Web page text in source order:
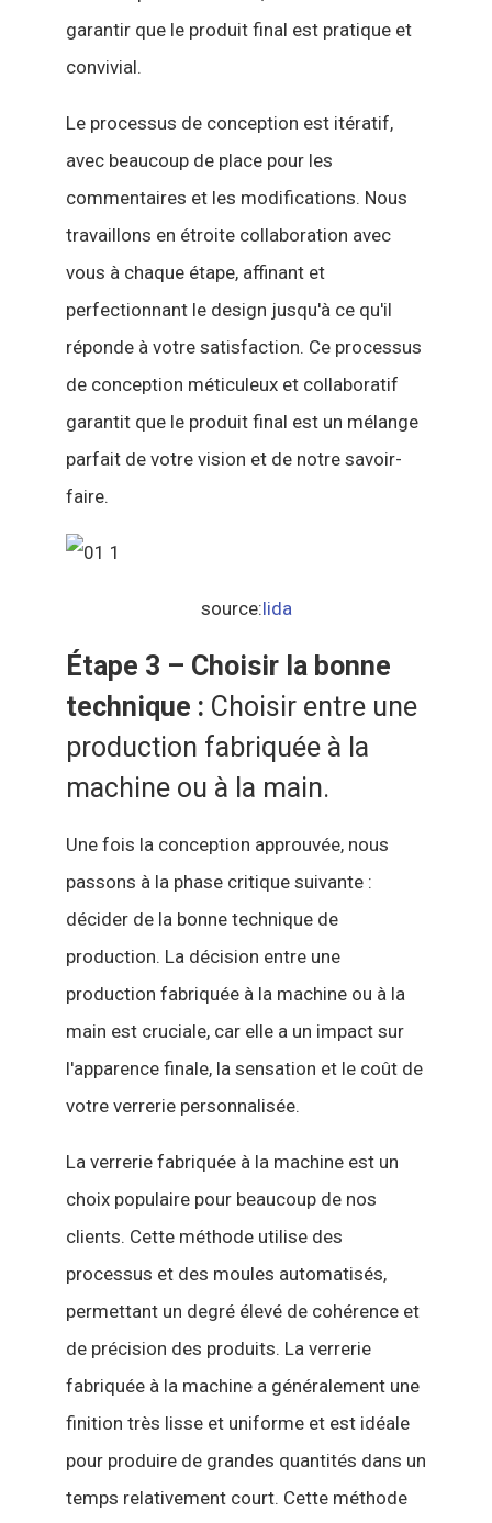
garantir que le produit final est pratique et
convivial.
Le processus de conception est itératif,
avec beaucoup de place pour les
commentaires et les modifications. Nous
travaillons en étroite collaboration avec
vous à chaque étape, affinant et
perfectionnant le design jusqu'à ce qu'il
réponde à votre satisfaction. Ce processus
de conception méticuleux et collaboratif
garantit que le produit final est un mélange
parfait de votre vision et de notre savoir-
faire.
source:lida
Étape 3 – Choisir la bonne
technique : Choisir entre une
production fabriquée à la
machine ou à la main.
Une fois la conception approuvée, nous
passons à la phase critique suivante :
décider de la bonne technique de
production. La décision entre une
production fabriquée à la machine ou à la
main est cruciale, car elle a un impact sur
l'apparence finale, la sensation et le coût de
votre verrerie personnalisée.
La verrerie fabriquée à la machine est un
choix populaire pour beaucoup de nos
clients. Cette méthode utilise des
processus et des moules automatisés,
permettant un degré élevé de cohérence et
de précision des produits. La verrerie
fabriquée à la machine a généralement une
finition très lisse et uniforme et est idéale
pour produire de grandes quantités dans un
temps relativement court. Cette méthode